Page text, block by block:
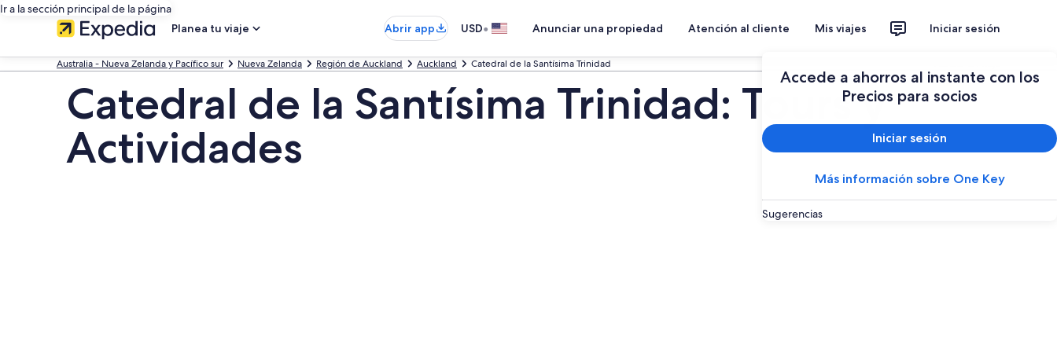
Ir a la sección principal de la página
Planea tu viaje
Abrir app USD• Anunciar una propiedad Atención al cliente Mis viajes Iniciar sesión
Accede a ahorros al instante con los
Precios para socios
Iniciar sesión
Más información sobre One Key
Sugerencias
Australia - Nueva Zelanda y Pacífico sur Nueva Zelanda Región de Auckland Auckland Catedral de la Santísima Trinidad
Catedral de la Santísima Trinidad: Tours y
Actividades